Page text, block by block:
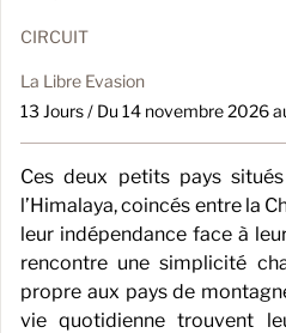
CIRCUIT
La Libre Evasion
13 Jours / Du 14 novembre 2026
Ces deux petits pays
l’Himalaya, coincés entre la
leur indépendance face à
rencontre une simplicité
propre aux pays de
vie quotidienne trouvent